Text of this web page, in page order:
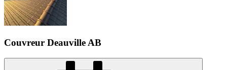
Couvreur Deauville AB